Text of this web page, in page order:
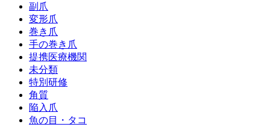
副爪
変形爪
巻き爪
手の巻き爪
提携医療機関
未分類
特別研修
角質
陥入爪
魚の目・タコ